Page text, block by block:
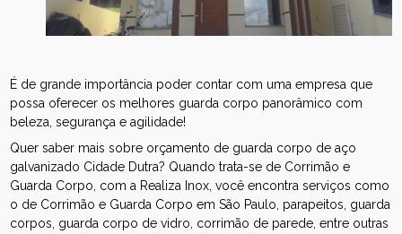
É de grande importância poder contar com uma empresa que
possa oferecer os melhores guarda corpo panorâmico com
beleza, segurança e agilidade!
Quer saber mais sobre orçamento de guarda corpo de aço
galvanizado Cidade Dutra? Quando trata-se de Corrimão e
Guarda Corpo, com a Realiza Inox, você encontra serviços como
o de Corrimão e Guarda Corpo em São Paulo, parapeitos, guarda
corpos, guarda corpo de vidro, corrimão de parede, entre outras